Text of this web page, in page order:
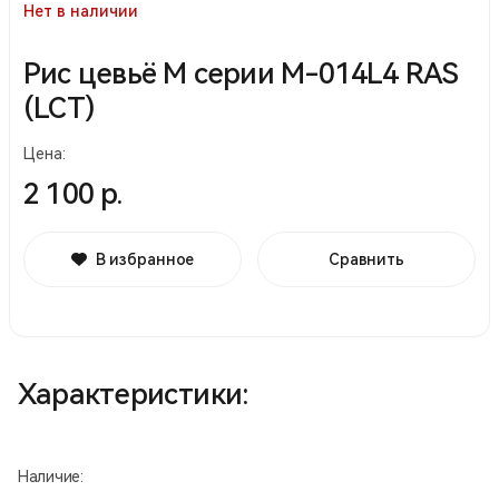
Нет в наличии
Рис цевьё М серии М-014L4 RAS
(LCT)
Цена:
2 100 р.
В избранное Сравнить
Характеристики:
Наличие: